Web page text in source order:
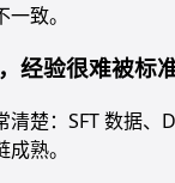
致。
经验很难被标
楚：SFT 数据、
熟。